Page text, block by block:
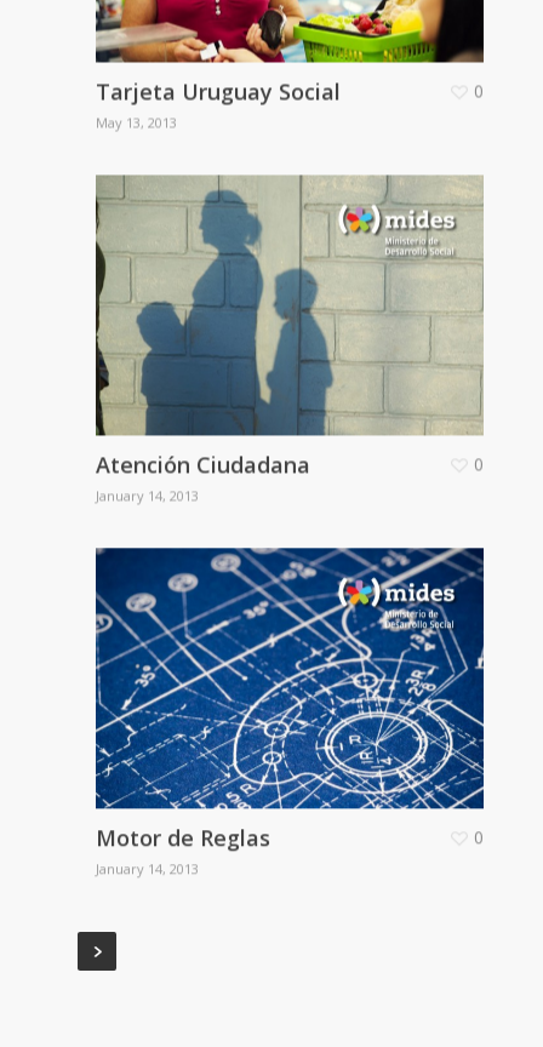
Tarjeta Uruguay Social
May 13, 2013
0
Atención Ciudadana
January 14, 2013
0
Motor de Reglas
January 14, 2013
0